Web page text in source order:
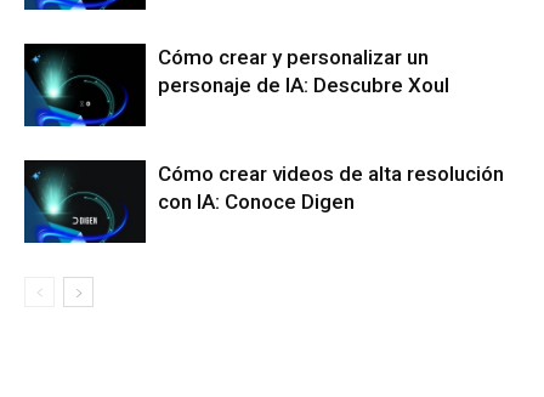
Cómo crear y personalizar un
personaje de IA: Descubre Xoul
Cómo crear videos de alta resolución
con IA: Conoce Digen